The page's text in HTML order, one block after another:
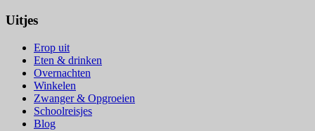
Uitjes
Erop uit
Eten & drinken
Overnachten
Winkelen
Zwanger & Opgroeien
Schoolreisjes
Blog